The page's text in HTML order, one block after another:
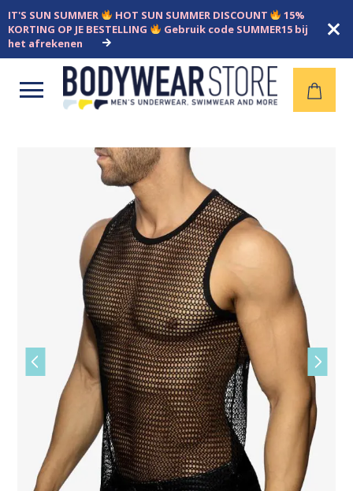
IT'S SUN SUMMER HOT SUN SUMMER DISCOUNT
15%
KORTING OP JE BESTELLING
Gebruik code SUMMER15 bij
het afrekenen
Open
Vorige
slide
slide